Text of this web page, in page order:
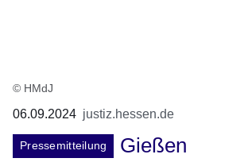
© HMdJ
06.09.2024 justiz.hessen.de
Pressemitteilung
Gießen